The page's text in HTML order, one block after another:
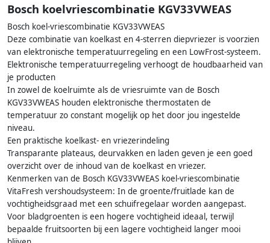
Bosch koelvriescombinatie KGV33VWEAS
Bosch koel-vriescombinatie KGV33VWEAS
Deze combinatie van koelkast en 4-sterren diepvriezer is voorzien
van elektronische temperatuurregeling en een LowFrost-systeem.
Elektronische temperatuurregeling verhoogt de houdbaarheid van
je producten
In zowel de koelruimte als de vriesruimte van de Bosch
KGV33VWEAS houden elektronische thermostaten de
temperatuur zo constant mogelijk op het door jou ingestelde
niveau.
Een praktische koelkast- en vriezerindeling
Transparante plateaus, deurvakken en laden geven je een goed
overzicht over de inhoud van de koelkast en vriezer.
Kenmerken van de Bosch KGV33VWEAS koel-vriescombinatie
VitaFresh vershoudsysteem: In de groente/fruitlade kan de
vochtigheidsgraad met een schuifregelaar worden aangepast.
Voor bladgroenten is een hogere vochtigheid ideaal, terwijl
bepaalde fruitsoorten bij een lagere vochtigheid langer mooi